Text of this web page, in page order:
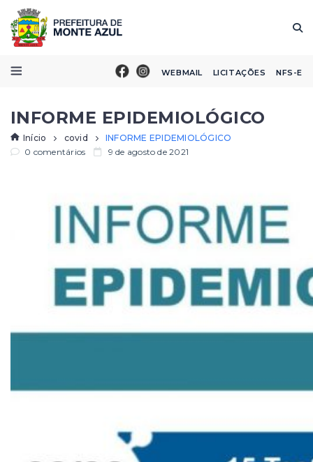
WEBMAIL LICITAÇÕES NFS-E
INFORME EPIDEMIOLÓGICO
Início covid
INFORME EPIDEMIOLÓGICO
0 comentários
9 de agosto de 2021